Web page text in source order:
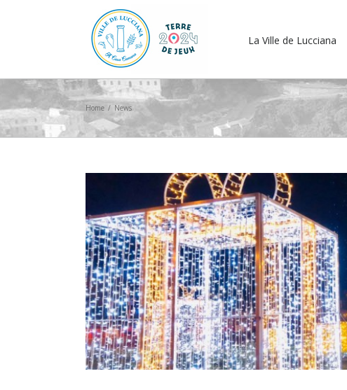
La Ville de Lucciana
Home / News